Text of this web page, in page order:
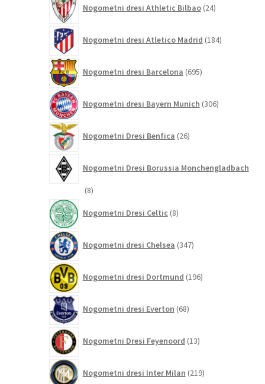
Nogometni dresi Athletic Bilbao 24izdelkov
Nogometni dresi Atletico Madrid 184izdelkov
Nogometni dresi Barcelona 695izdelkov
Nogometni dresi Bayern Munich 306izdelkov
Nogometni Dresi Benfica 26izdelkov
Nogometni Dresi Borussia Monchengladbach
88
Nogometni Dresi Celtic 8izdelkov
Nogometni dresi Chelsea 347izdelkov
Nogometni dresi Dortmund 196izdelkov
Nogometni dresi Everton 68izdelkov
Nogometni Dresi Feyenoord 13izdelkov
Nogometni dresi Inter Milan 219izdelkov